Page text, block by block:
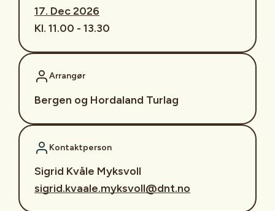
17. Dec 2026
Kl. 11.00 - 13.30
Arrangør
Bergen og Hordaland Turlag
Kontaktperson
Sigrid Kvåle Myksvoll
sigrid.kvaale.myksvoll@dnt.no